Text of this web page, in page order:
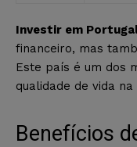
Investir em
financeiro, mas
Este país é um dos
qualidade de vida na
Benefícios